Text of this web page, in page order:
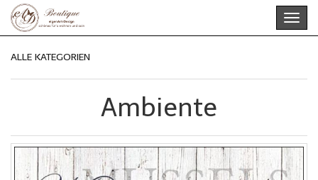
Skip
main
ALLE KATEGORIEN
Ambiente